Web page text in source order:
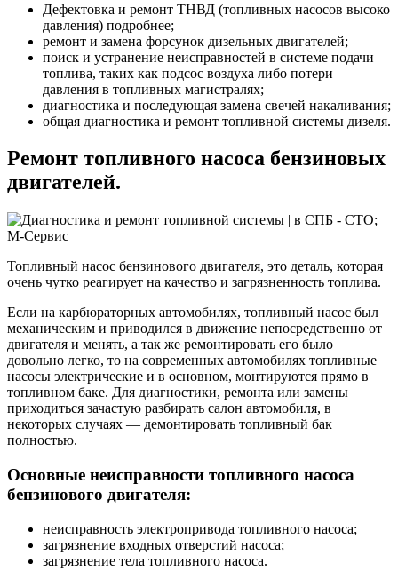
Дефектовка и ремонт ТНВД (топливных насосов высоко
давления) подробнее;
ремонт и замена форсунок дизельных двигателей;
поиск и устранение неисправностей в системе подачи
топлива, таких как подсос воздуха либо потери
давления в топливных магистралях;
диагностика и последующая замена свечей накаливания;
общая диагностика и ремонт топливной системы дизеля.
Ремонт топливного насоса бензиновых
двигателей.
Топливный насос бензинового двигателя, это деталь, которая
очень чутко реагирует на качество и загрязненность топлива.
Если на карбюраторных автомобилях, топливный насос был
механическим и приводился в движение непосредственно от
двигателя и менять, а так же ремонтировать его было
довольно легко, то на современных автомобилях топливные
насосы электрические и в основном, монтируются прямо в
топливном баке. Для диагностики, ремонта или замены
приходиться зачастую разбирать салон автомобиля, в
некоторых случаях — демонтировать топливный бак
полностью.
Основные неисправности топливного насоса
бензинового двигателя:
неисправность электропривода топливного насоса;
загрязнение входных отверстий насоса;
загрязнение тела топливного насоса.